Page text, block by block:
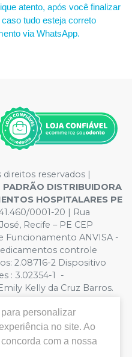
atento, após você finalizar
tudo esteja correto
via WhatsApp.
reservados |
PADRÃO DISTRIBUIDORA
HOSPITALARES PE
0001-20 | Rua
Recife – PE CEP
Funcionamento ANVISA -
controle
2.08716-2 Dispositivo
: 3.02354-1 -
Kelly da Cruz Barros.
Privacidade e Segurança -
- Os preços e condições
alterações. Em caso de
o valor válido é o do
por atacado, por
personalizar
no site. Ao
com a nossa